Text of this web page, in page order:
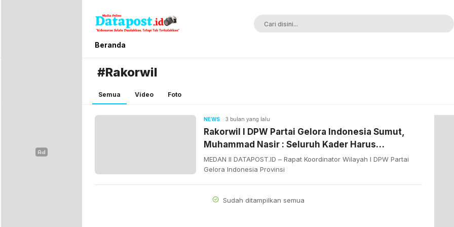
Datapost.id
Kebenaran Selalu Disalahkan, Tetapi Tak Terkalahkan
Beranda
#Rakorwil
Semua Video Foto
NEWS 3 bulan yang lalu
Rakorwil I DPW Partai Gelora Indonesia Sumut,
Muhammad Nasir : Seluruh Kader Harus
Berwawasan, Berideologisasi, Militan dan
Membawa Warna Baru
MEDAN II DATAPOST.ID – Rapat Koordinator Wilayah I DPW Partai
Gelora Indonesia Provinsi
Sudah ditampilkan semua